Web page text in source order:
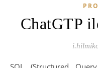
ChatGTP